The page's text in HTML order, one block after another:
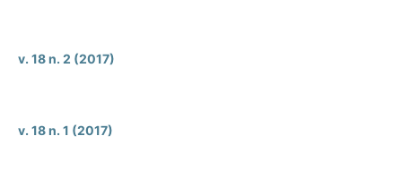
v. 18 n. 2 (2017)
v. 18 n. 1 (2017)